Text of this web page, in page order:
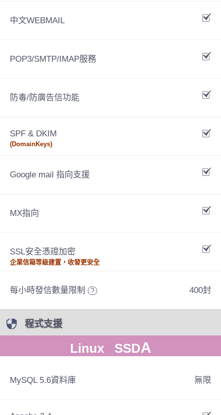
中文WEBMAIL
POP3/SMTP/IMAP服務
防毒/防廣告信功能
SPF & DKIM
(DomainKeys)
Google mail 指向支援
MX指向
SSL安全憑證加密
企業信箱等級建置，收發更安全
每小時發信數量限制 ? 400封
程式支援
Linux SSDA
MySQL 5.6資料庫 無限